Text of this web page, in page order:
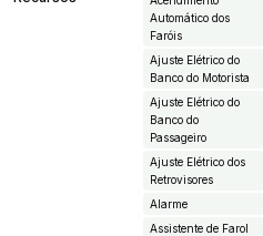
Automático dos
Faróis
Ajuste Elétrico do
Banco do Motorista
Ajuste Elétrico do
Banco do
Passageiro
Ajuste Elétrico dos
Retrovisores
Alarme
Assistente de Farol